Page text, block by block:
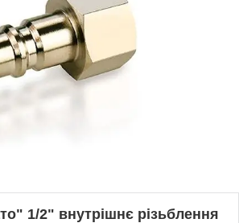
1/2" внутрішнє різьблення